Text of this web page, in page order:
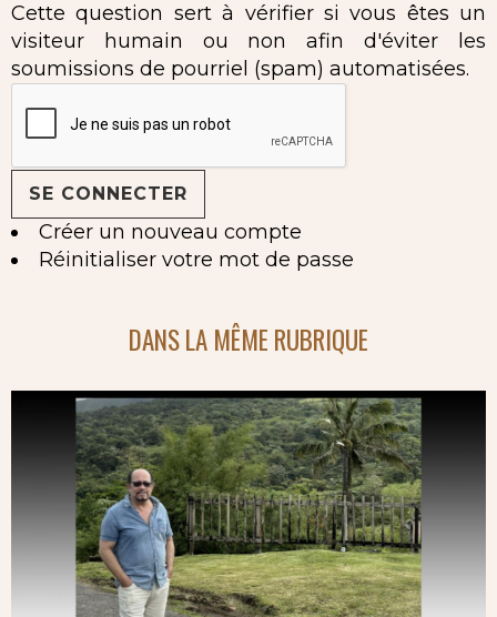
Cette question sert à vérifier si vous êtes un
visiteur humain ou non afin d'éviter les
soumissions de pourriel (spam) automatisées.
Créer un nouveau compte
Réinitialiser votre mot de passe
DANS LA MÊME RUBRIQUE